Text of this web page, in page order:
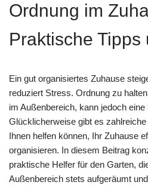
Ordnung im
Praktische Tipps
Ein gut organisiertes Zuhause
reduziert Stress. Ordnung zu
im Außenbereich, kann jedoch
Glücklicherweise gibt es
Ihnen helfen können, Ihr Zuhause
organisieren. In diesem Beitrag
praktische Helfer für den Garten,
Außenbereich stets aufgeräumt